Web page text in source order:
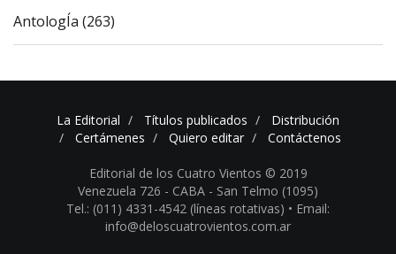
AntologÍa (263)
La Editorial Títulos publicados
Distribución
Certámenes
Quiero editar Contáctenos
Editorial de los Cuatro Vientos © 2019
Venezuela 726 - CABA - San Telmo (1095)
Tel.: (011) 4331-4542 (líneas rotativas) • Email:
info@deloscuatrovientos.com.ar